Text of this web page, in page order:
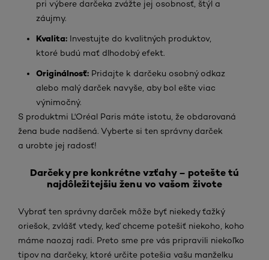
pri výbere darčeka zvážte jej osobnosť, štýl a
záujmy.
Kvalita: Investujte do kvalitných produktov,
ktoré budú mať dlhodobý efekt.
Originálnosť: Pridajte k darčeku osobný odkaz
alebo malý darček navyše, aby bol ešte viac
výnimočný.
S produktmi L'Oréal Paris máte istotu, že obdarovaná
žena bude nadšená. Vyberte si ten správny darček
a urobte jej radosť!
Darčeky pre konkrétne vzťahy – potešte tú
najdôležitejšiu ženu vo vašom živote
Vybrať ten správny darček môže byť niekedy ťažký
oriešok, zvlášť vtedy, keď chceme potešiť niekoho, koho
máme naozaj radi. Preto sme pre vás pripravili niekoľko
tipov na darčeky, ktoré určite potešia vašu manželku